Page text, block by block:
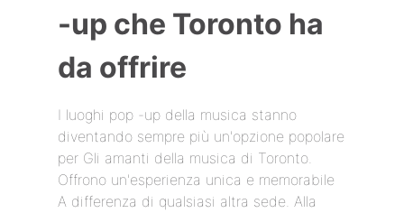
-up che Toronto ha
da offrire
I luoghi pop -up della musica stanno
diventando sempre più un'opzione popolare
per Gli amanti della musica di Toronto.
Offrono un'esperienza unica e memorabile
A differenza di qualsiasi altra sede. Alla